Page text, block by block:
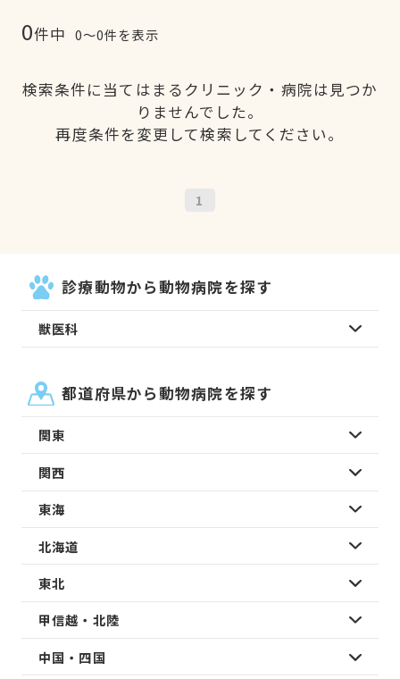
0件中 0〜0件を表示
検索条件に当てはまるクリニック・病院は見つか
りませんでした。
再度条件を変更して検索してください。
1
診療動物から動物病院を探す
獣医科
都道府県から動物病院を探す
関東
関西
東海
北海道
東北
甲信越・北陸
中国・四国